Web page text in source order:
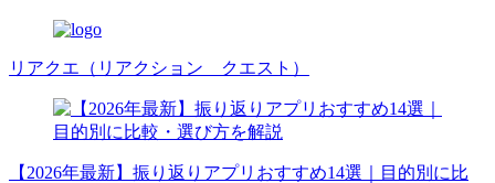
リアクエ（リアクション クエスト）
【2026年最新】振り返りアプリおすすめ14選｜目的別に比